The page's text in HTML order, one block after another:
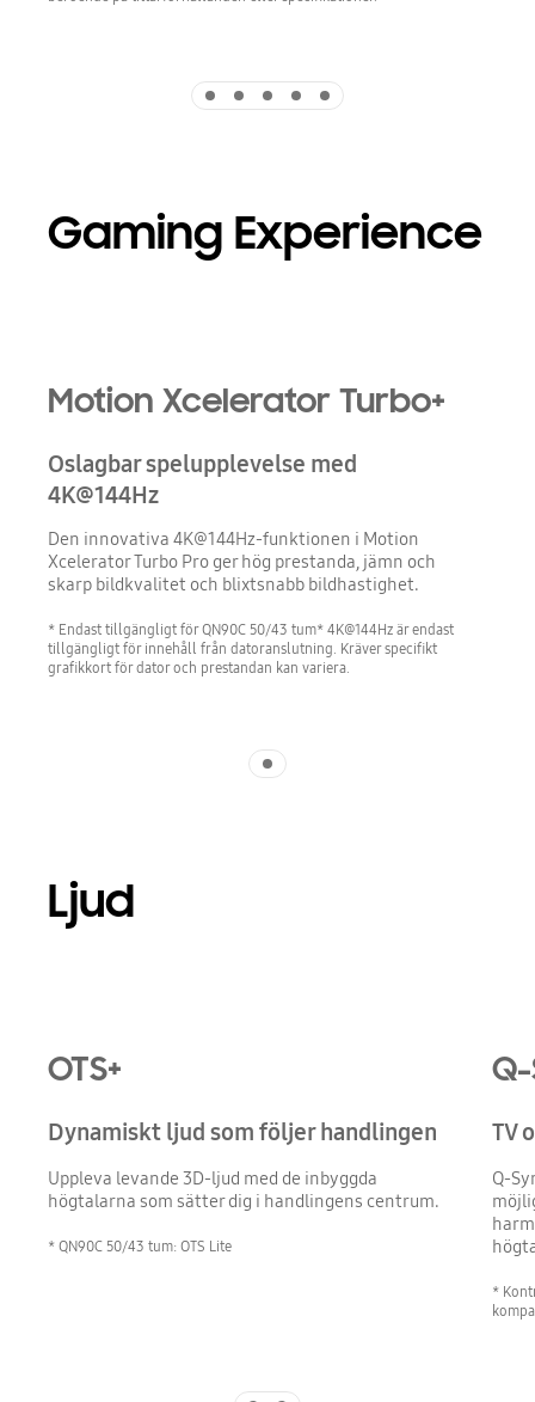
Gaming Experience
Motion Xcelerator Turbo+
Oslagbar spelupplevelse med
4K@144Hz
Den innovativa 4K@144Hz-funktionen i Motion
Xcelerator Turbo Pro ger hög prestanda, jämn och
skarp bildkvalitet och blixtsnabb bildhastighet.
* Endast tillgängligt för QN90C 50/43 tum* 4K@144Hz är endast
tillgängligt för innehåll från datoranslutning. Kräver specifikt
grafikkort för dator och prestandan kan variera.
Ljud
OTS+
Dynamiskt ljud som följer handlingen
Uppleva levande 3D-ljud med de inbyggda
högtalarna som sätter dig i handlingens centrum.
* QN90C 50/43 tum: OTS Lite
TV
Q-
*